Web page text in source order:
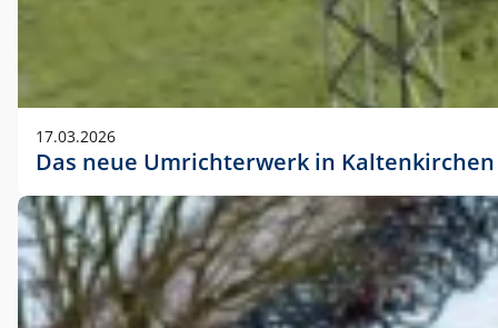
17.03.2026
Das neue Umrichterwerk in Kaltenkirchen